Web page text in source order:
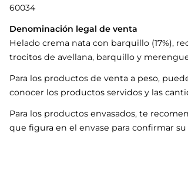
60034
Denominación legal de venta
Helado crema nata con barquillo (17%),
trocitos de avellana, barquillo y merengue
Para los productos de venta a peso,
conocer los productos servidos y las
Para los productos envasados, te
que figura en el envase para confirmar